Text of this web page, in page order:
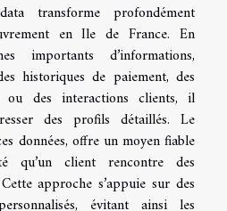
transforme profondément
en Ile de France. En
importants d’informations,
historiques de paiement, des
ou des interactions clients, il
des profils détaillés. Le
données, offre un moyen fiable
qu’un client rencontre des
approche s’appuie sur des
évitant ainsi les